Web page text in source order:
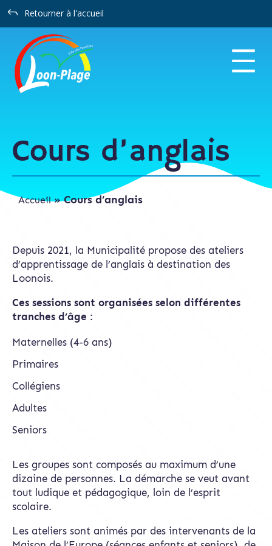
J Retourner à l'accueil
Cours d’anglais
Accueil»Cours d’anglais
Depuis 2021, la Municipalité propose des ateliers
d’apprentissage de l’anglais à destination des
Loonois.
Ces sessions sont organisées selon différentes
tranches d’âge :
Maternelles (4-6 ans)
Primaires
Collégiens
Adultes
Seniors
Les groupes sont composés au maximum d’une
dizaine de personnes. La démarche se veut avant
tout ludique et pédagogique, loin de l’esprit
scolaire.
Les ateliers sont animés par des intervenants de la
Panneau de gestion des cookies